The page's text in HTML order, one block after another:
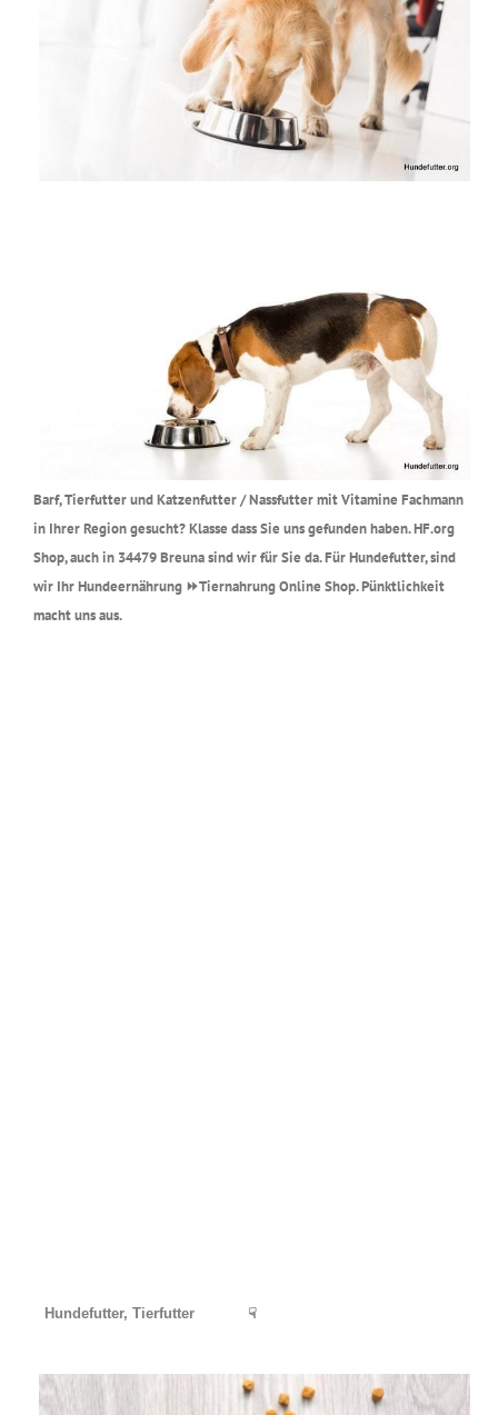
Barf, Tierfutter und Katzenfutter / Nassfutter mit Vitamine Fachmann
in Ihrer Region gesucht? Klasse dass Sie uns gefunden haben. HF.org
Shop, auch in 34479 Breuna sind wir für Sie da. Für Hundefutter, sind
wir Ihr Hundeernährung ⏩Tiernahrung Online Shop. Pünktlichkeit
macht uns aus.
Hundefutter, Tierfutter ☟